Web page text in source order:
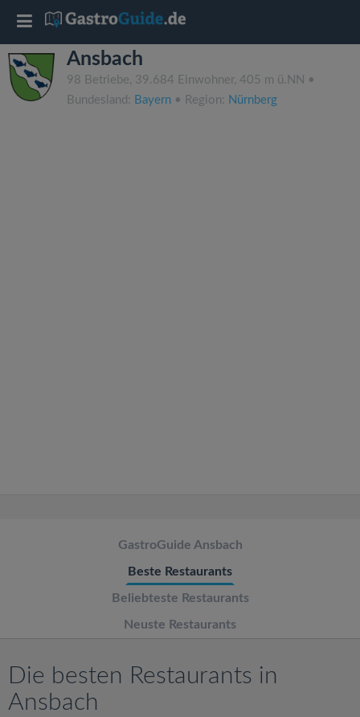
Ansbach
98 Betriebe, 39.684 Einwohner, 405 m ü.NN •
Bundesland: Bayern • Region: Nürnberg
GastroGuide Ansbach
Beste Restaurants
Beliebteste Restaurants
Neuste Restaurants
Die besten Restaurants in
Ansbach
T
o
g